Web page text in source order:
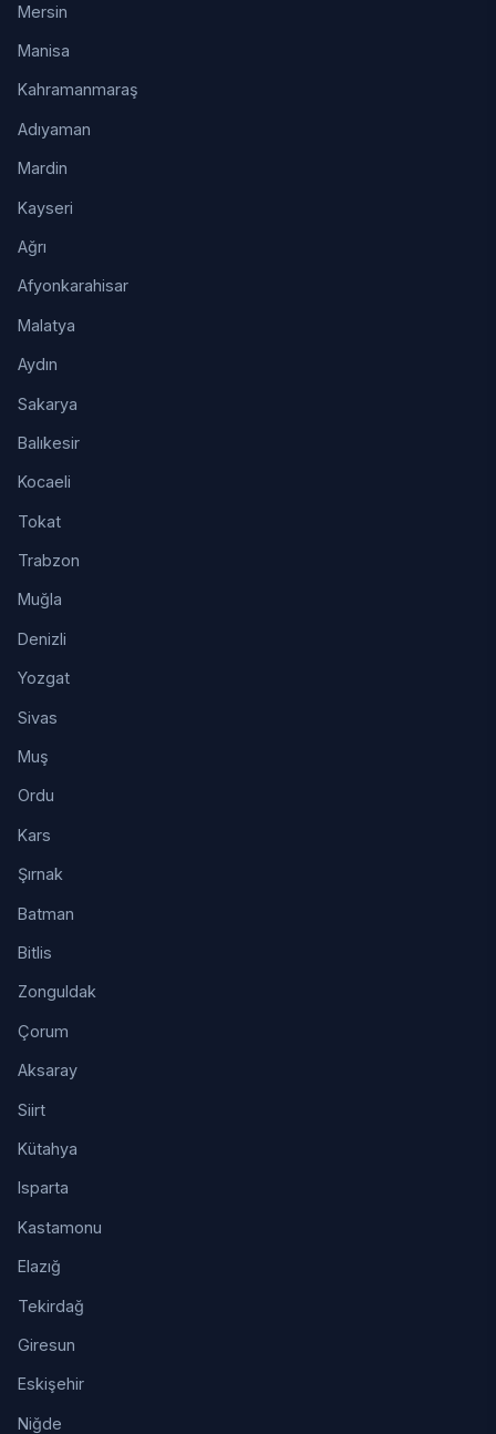
Mersin
Manisa
Kahramanmaraş
Adıyaman
Mardin
Kayseri
Ağrı
Afyonkarahisar
Malatya
Aydın
Sakarya
Balıkesir
Kocaeli
Tokat
Trabzon
Muğla
Denizli
Yozgat
Sivas
Muş
Ordu
Kars
Şırnak
Batman
Bitlis
Zonguldak
Çorum
Aksaray
Siirt
Kütahya
Isparta
Kastamonu
Elazığ
Tekirdağ
Giresun
Eskişehir
Niğde